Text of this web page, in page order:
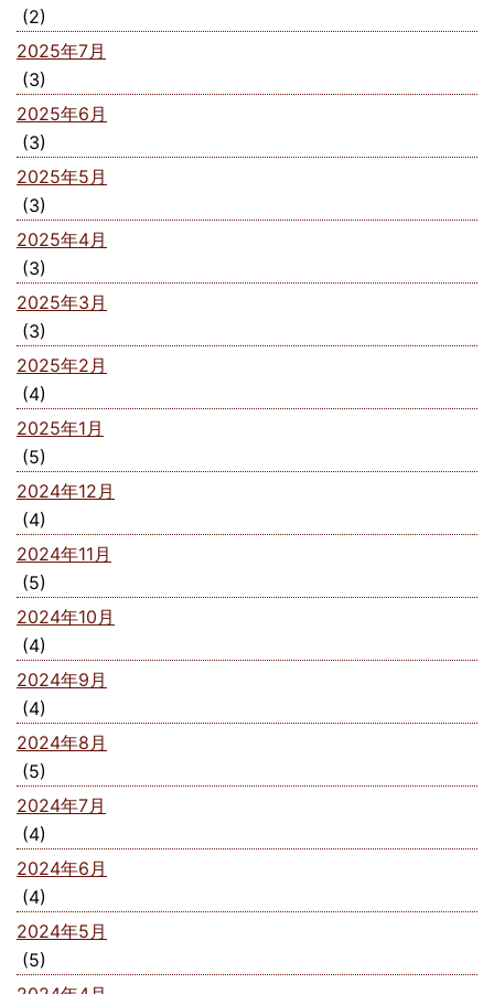
(2)
2025年7月
(3)
2025年6月
(3)
2025年5月
(3)
2025年4月
(3)
2025年3月
(3)
2025年2月
(4)
2025年1月
(5)
2024年12月
(4)
2024年11月
(5)
2024年10月
(4)
2024年9月
(4)
2024年8月
(5)
2024年7月
(4)
2024年6月
(4)
2024年5月
(5)